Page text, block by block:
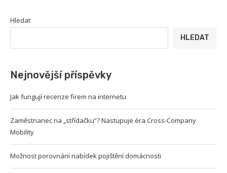
Hledat
HLEDAT
Nejnovější příspěvky
Jak fungují recenze firem na internetu
Zaměstnanec na „střídačku“? Nastupuje éra Cross-Company
Mobility
Možnost porovnání nabídek pojištění domácnosti